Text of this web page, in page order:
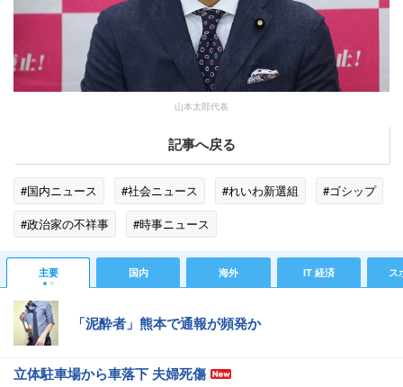
山本太郎代表
記事へ戻る
#国内ニュース #社会ニュース #れいわ新選組
#ゴシップ
#政治家の不祥事
#時事ニュース
主要 国内 海外 IT 経済 ス
「泥酔者」熊本で通報が頻発か
立体駐車場から車落下 夫婦死傷